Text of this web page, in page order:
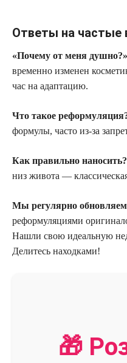
Ответы на частые
«Почему от меня душно?»
временно изменен
час на адаптацию.
Что такое
формулы, часто из-за
Как правильно наносить?
низ живота —
Мы регулярно обновляем
реформуляциями
Нашли свою идеальную
Делитесь находками!
🎁